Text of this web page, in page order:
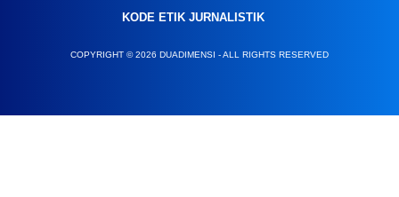
KODE ETIK JURNALISTIK
COPYRIGHT © 2026 DUADIMENSI - ALL RIGHTS RESERVED